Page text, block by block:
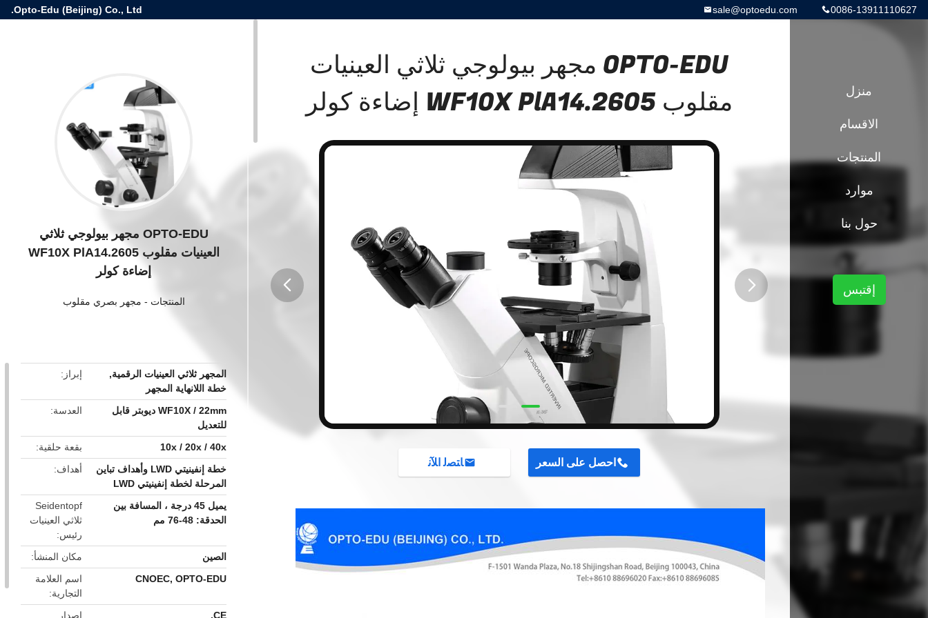
Opto-Edu (Beijing) Co., Ltd. 0086-13911110627
sale@optoedu.com
OPTO-EDU مجهر بيولوجي ثلاثي
العينيات مقلوب WF10X PlA14.2605
إضاءة كولر
المنتجات - مجهر بصري مقلوب
إبراز المجهر ثلاثي العينيات الرقمية,
خطة اللانهاية المجهر
العدسة
WF10X / 22mm ديوبتر قابل
للتعديل
بقعة حلقية
10x / 20x / 40x
أهداف
خطة إنفينيتي LWD وأهداف تباين
المرحلة لخطة إنفينيتي LWD
Seidentopf
ثلاثي العينيات
رئيس
يميل 45 درجة ، المسافة بين
الحدقة: 48-76 مم
مكان المنشأ
الصين
اسم العلامة
التجارية
CNOEC, OPTO-EDU
إصدار CE,
OPTO-EDU مجهر بيولوجي ثلاثي العينيات
مقلوب WF10X PlA14.2605 إضاءة كولر
احصل على السعر ﺎﺘﺼﻟ ﺍﻶﻧ
منزل
الاقسام
المنتجات
موارد
حول بنا
إقتبس